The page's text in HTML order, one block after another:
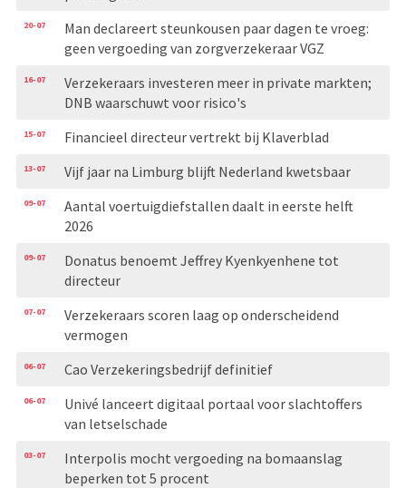
20-07
Man declareert steunkousen paar dagen te vroeg:
geen vergoeding van zorgverzekeraar VGZ
16-07
Verzekeraars investeren meer in private markten;
DNB waarschuwt voor risico's
15-07 Financieel directeur vertrekt bij Klaverblad
13-07 Vijf jaar na Limburg blijft Nederland kwetsbaar
09-07
Aantal voertuigdiefstallen daalt in eerste helft
2026
09-07
Donatus benoemt Jeffrey Kyenkyenhene tot
directeur
07-07
Verzekeraars scoren laag op onderscheidend
vermogen
06-07 Cao Verzekeringsbedrijf definitief
06-07
Univé lanceert digitaal portaal voor slachtoffers
van letselschade
03-07
Interpolis mocht vergoeding na bomaanslag
beperken tot 5 procent